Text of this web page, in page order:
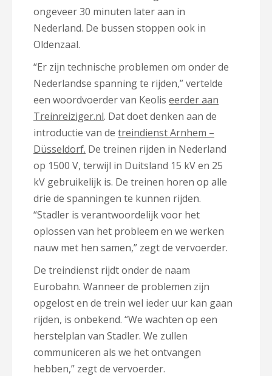
ongeveer 30 minuten later aan in
Nederland. De bussen stoppen ook in
Oldenzaal.
“Er zijn technische problemen om onder de
Nederlandse spanning te rijden,” vertelde
een woordvoerder van Keolis eerder aan
Treinreiziger.nl. Dat doet denken aan de
introductie van de treindienst Arnhem –
Düsseldorf. De treinen rijden in Nederland
op 1500 V, terwijl in Duitsland 15 kV en 25
kV gebruikelijk is. De treinen horen op alle
drie de spanningen te kunnen rijden.
“Stadler is verantwoordelijk voor het
oplossen van het probleem en we werken
nauw met hen samen,” zegt de vervoerder.
De treindienst rijdt onder de naam
Eurobahn. Wanneer de problemen zijn
opgelost en de trein wel ieder uur kan gaan
rijden, is onbekend. “We wachten op een
herstelplan van Stadler. We zullen
communiceren als we het ontvangen
hebben,” zegt de vervoerder.